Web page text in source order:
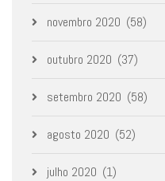
novembro 2020 (58)
outubro 2020 (37)
setembro 2020 (58)
agosto 2020 (52)
julho 2020 (1)